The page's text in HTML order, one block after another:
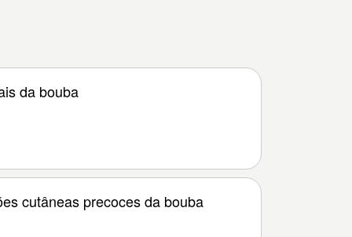
da bouba
cutâneas precoces da bouba